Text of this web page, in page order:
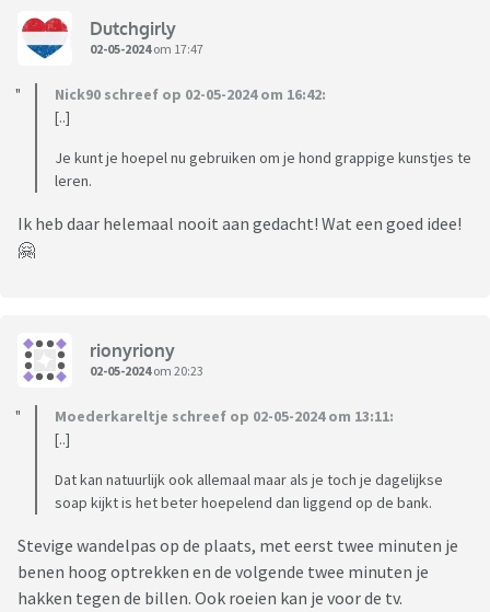
Dutchgirly
02-05-2024om 17:47
Nick90 schreef op 02-05-2024 om 16:42:
[..]
Je kunt je hoepel nu gebruiken om je hond grappige kunstjes te
leren.
Ik heb daar helemaal nooit aan gedacht! Wat een goed idee!
🤗
rionyriony
02-05-2024om 20:23
Moederkareltje schreef op 02-05-2024 om 13:11:
[..]
Dat kan natuurlijk ook allemaal maar als je toch je dagelijkse
soap kijkt is het beter hoepelend dan liggend op de bank.
Stevige wandelpas op de plaats, met eerst twee minuten je
benen hoog optrekken en de volgende twee minuten je
hakken tegen de billen. Ook roeien kan je voor de tv.